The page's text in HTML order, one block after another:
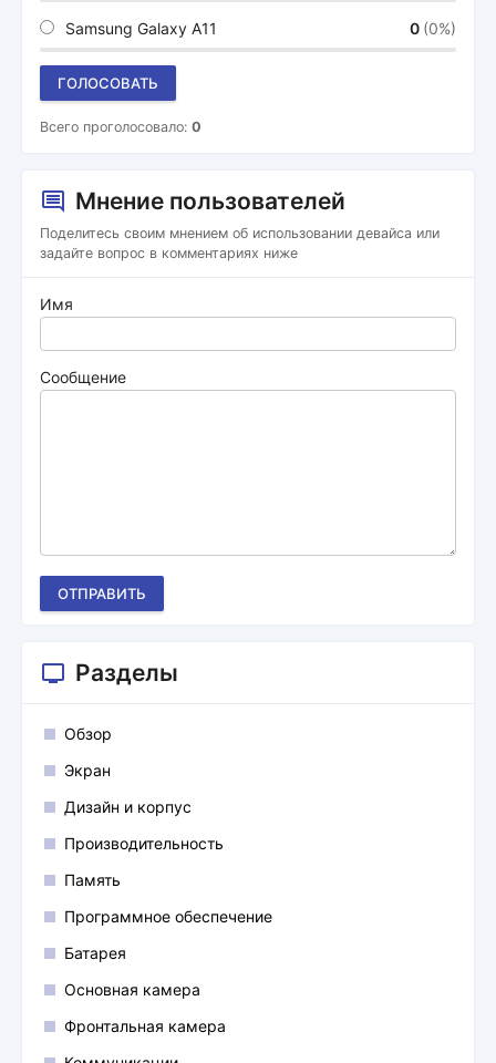
Samsung Galaxy A11 0 (0%)
ГОЛОСОВАТЬ
Всего проголосовало: 0
Мнение пользователей
Поделитесь своим мнением об использовании девайса или
задайте вопрос в комментариях ниже
Имя
Сообщение
ОТПРАВИТЬ
Разделы
Обзор
Экран
Дизайн и корпус
Производительность
Память
Программное обеспечение
Батарея
Основная камера
Фронтальная камера